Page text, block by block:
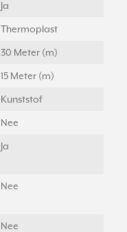
Ja
Thermoplast
30 Meter (m)
15 Meter (m)
Kunststof
Nee
Ja
Nee
Nee